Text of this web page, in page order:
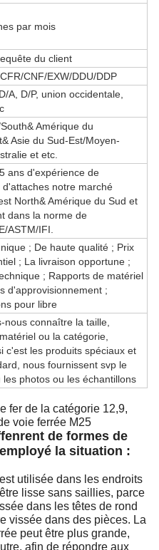
par mois
du client
CNF/EXW/DDU/DDP
A, D/P, union occidentale,
Amérique du
Asie du Sud-Est/Moyen-
et etc.
ans d'expérience de
d'attaches notre marché
North& Amérique du Sud et
dans la norme de
ASTM/IFI.
; De haute qualité ; Prix
; La livraison opportune ;
; Rapports de matériel
d'approvisionnement ;
pour libre
nous connaître la taille,
ou la catégorie,
c'est les produits spéciaux et
nous fournissent svp le
les photos ou les échantillons
fer de la catégorie 12,9,
voie ferrée M25
de formes de
la situation :
utilisée dans les endroits
lisse sans saillies, parce
dans les têtes de rond
vissée dans des pièces. La
peut être plus grande,
afin de répondre aux